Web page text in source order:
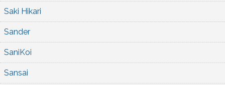
Saki Hikari
Sander
SaniKoi
Sansai